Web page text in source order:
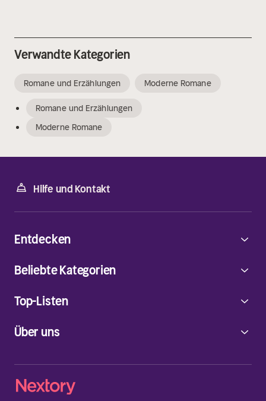
Verwandte Kategorien
Romane und Erzählungen Moderne Romane
Romane und Erzählungen
Moderne Romane
Hilfe und Kontakt
Über uns
Entdecken
Beliebte Kategorien
Top-Listen